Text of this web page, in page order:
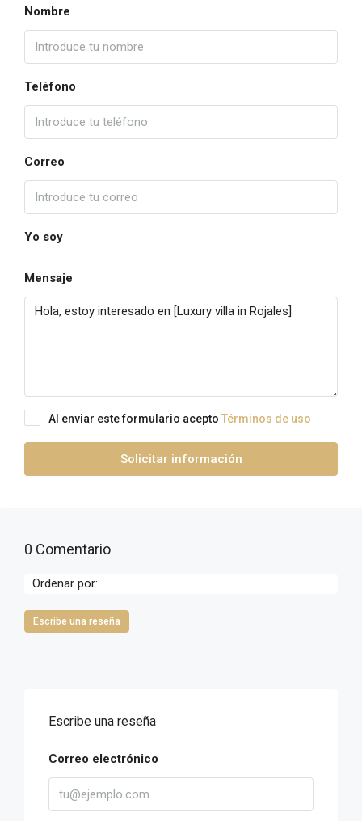
Nombre
Teléfono
Correo
Yo soy
Mensaje
Al enviar este formulario acepto Términos de uso
Solicitar información
0 Comentario
Ordenar por:
Escribe una reseña
Escribe una reseña
Correo electrónico